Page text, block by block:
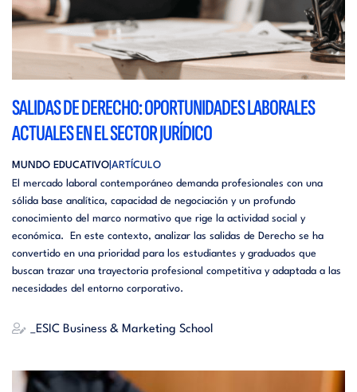
SALIDAS DE DERECHO: OPORTUNIDADES LABORALES
ACTUALES EN EL SECTOR JURÍDICO
MUNDO EDUCATIVO ARTÍCULO
El mercado laboral contemporáneo demanda profesionales con una
sólida base analítica, capacidad de negociación y un profundo
conocimiento del marco normativo que rige la actividad social y
económica. En este contexto, analizar las salidas de Derecho se ha
convertido en una prioridad para los estudiantes y graduados que
buscan trazar una trayectoria profesional competitiva y adaptada a las
necesidades del entorno corporativo.
_ESIC Business & Marketing School